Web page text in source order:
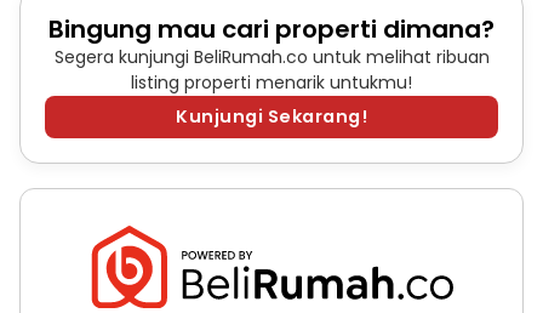
Bingung mau cari properti dimana?
Segera kunjungi BeliRumah.co untuk melihat ribuan
listing properti menarik untukmu!
Kunjungi Sekarang!